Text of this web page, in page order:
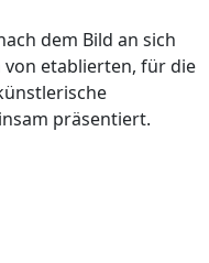
dem Bild an sich
von etablierten, für die
präsentiert.